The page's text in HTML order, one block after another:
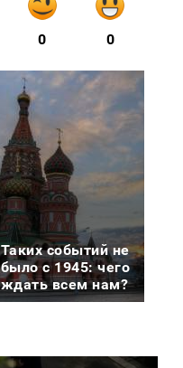
0 0
Таких событий не
было с 1945: чего
ждать всем нам?